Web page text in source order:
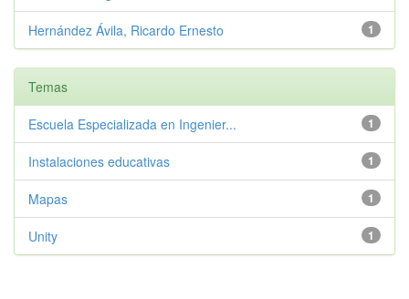
1
Hernández Ávila, Ricardo Ernesto
Temas
1
Escuela Especializada en Ingenier...
1
Instalaciones educativas
1
Mapas
1
Unity